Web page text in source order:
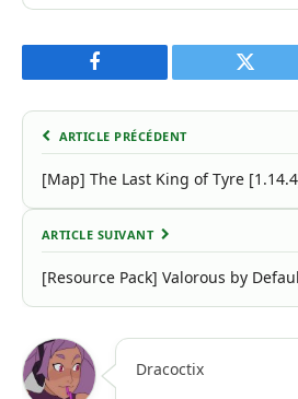
Facebook
ARTICLE PRÉCÉDENT
[Map] The Last King of Tyre
ARTICLE SUIVANT
[Resource Pack] Valorous by
Dracoctix